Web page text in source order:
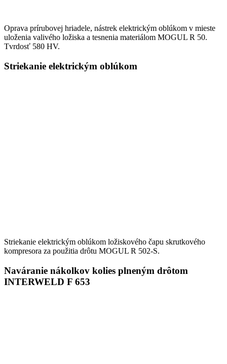
Oprava prírubovej hriadele, nástrek elektrickým oblúkom v mieste
uloženia valivého ložiska a tesnenia materiálom MOGUL R 50.
Tvrdosť 580 HV.
Striekanie elektrickým oblúkom
Striekanie elektrickým oblúkom ložiskového čapu skrutkového
kompresora za použitia drôtu MOGUL R 502-S.
Naváranie nákolkov kolies plneným drôtom
INTERWELD F 653